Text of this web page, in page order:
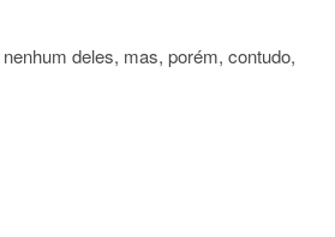
deles, mas, porém, contudo,